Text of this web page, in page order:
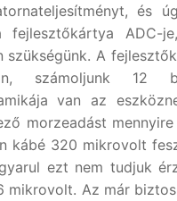
és
ADC-
A
számoljunk 12
van az
morzeadást
320 mikrovolt
ezt nem tudjuk
mikrovolt. Az már